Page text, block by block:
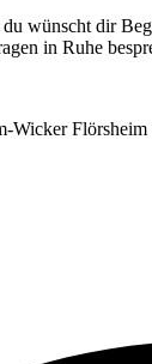
wünscht dir
in Ruhe
Wicker